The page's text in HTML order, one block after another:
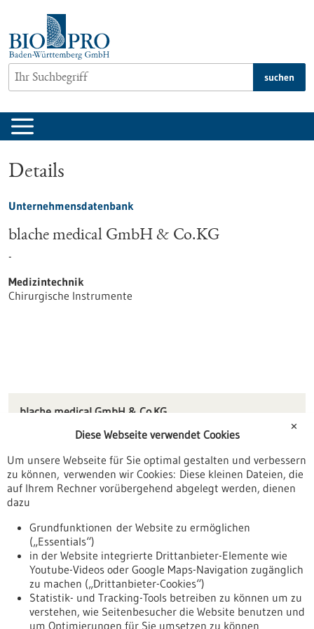
springen
suchen
Details
Unternehmensdatenbank
blache medical GmbH & Co.KG
-
Medizintechnik
Chirurgische Instrumente
blache medical GmbH & Co.KG
78669 Wellendingen
info(at)blache-medical.de
www.blache-medical.de
Zurück zur Ergebnisliste
Nach oben
✕
Diese Webseite verwendet Cookies
Um unsere Webseite für Sie optimal gestalten und verbessern
zu können, verwenden wir Cookies: Diese kleinen Dateien, die
auf Ihrem Rechner vorübergehend abgelegt werden, dienen
dazu
Grundfunktionen der Website zu ermöglichen
(„Essentials“)
in der Website integrierte Drittanbieter-Elemente wie
Youtube-Videos oder Google Maps-Navigation zugänglich
zu machen („Drittanbieter-Cookies“)
Statistik- und Tracking-Tools betreiben zu können um zu
verstehen, wie Seitenbesucher die Website benutzen und
um Optimierungen für Sie umsetzen zu können